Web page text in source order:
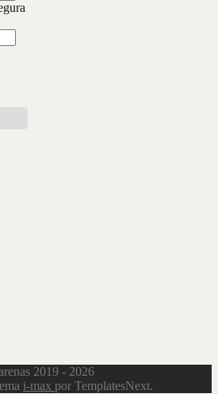
2019 - 2026
i-max por TemplatesNext.